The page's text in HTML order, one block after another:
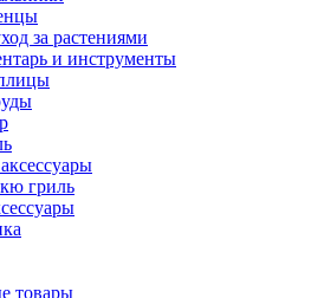
за растениями
и инструменты
гриль
товары